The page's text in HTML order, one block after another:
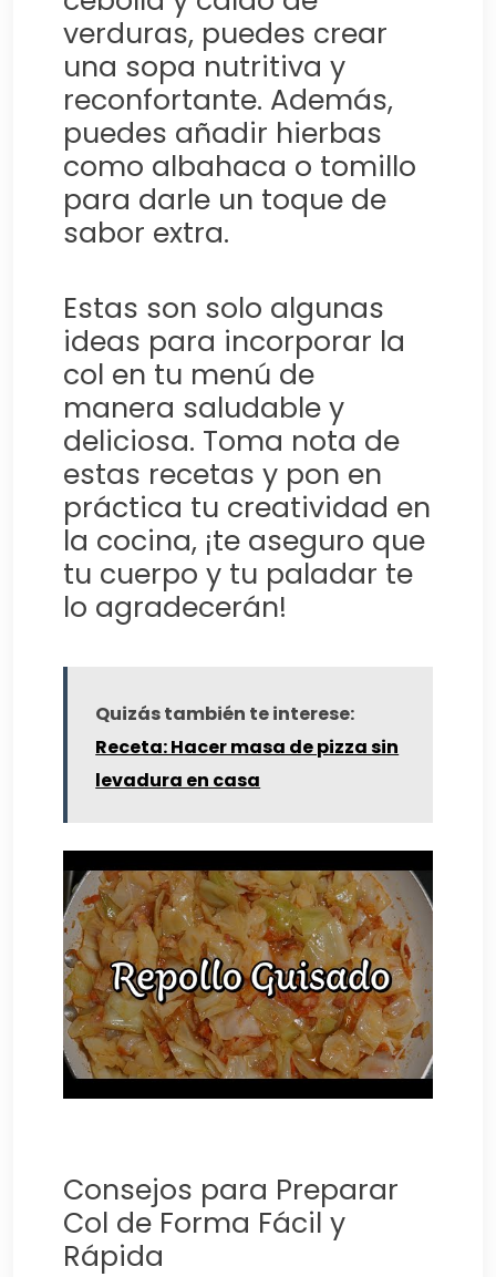
verduras, puedes crear
una sopa nutritiva y
reconfortante. Además,
puedes añadir hierbas
como albahaca o tomillo
para darle un toque de
sabor extra.
Estas son solo algunas
ideas para incorporar la
col en tu menú de
manera saludable y
deliciosa. Toma nota de
estas recetas y pon en
práctica tu creatividad en
la cocina, ¡te aseguro que
tu cuerpo y tu paladar te
lo agradecerán!
Quizás también te interese:
Receta: Hacer masa de pizza sin
levadura en casa
Consejos para Preparar
Col de Forma Fácil y
Rápida